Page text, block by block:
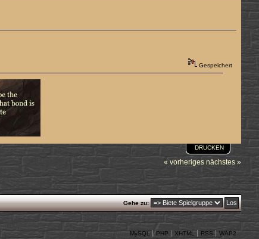
Gespeichert
DRUCKEN
« vorheriges nächstes »
Gehe zu:
MySQL PHP XHTML RSS WAP2